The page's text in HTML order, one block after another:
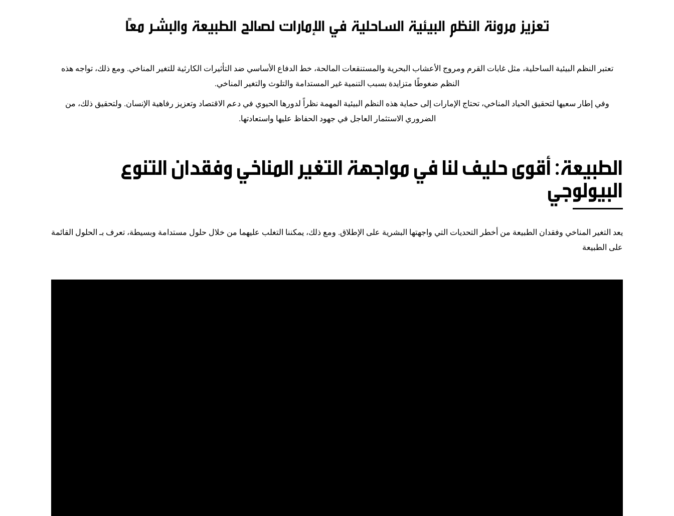
تعزيز مرونة النظم البيئية الساحلية في الإمارات لصالح الطبيعة والبشر معًا
تعتبر النظم البيئية الساحلية، مثل غابات القرم ومروج الأعشاب البحرية والمستنقعات المالحة، خط الدفاع الأساسي ضد التأثيرات الكارثية للتغير المناخي. ومع ذلك، تواجه هذه
النظم ضغوطًا متزايدة بسبب التنمية غير المستدامة والتلوث والتغير المناخي.
وفي إطار سعيها لتحقيق الحياد المناخي، تحتاج الإمارات إلى حماية هذه النظم البيئية المهمة نظراً لدورها الحيوي في دعم الاقتصاد وتعزيز رفاهية الإنسان. ولتحقيق ذلك، من
الضروري الاستثمار العاجل في جهود الحفاظ عليها واستعادتها.
الطبيعة: أقوى حليف لنا في مواجهة التغير المناخي وفقدان التنوع
البيولوجي
يعد التغير المناخي وفقدان الطبيعة من أخطر التحديات التي واجهتها البشرية على الإطلاق. ومع ذلك، يمكننا التغلب عليهما من خلال حلول مستدامة وبسيطة، تعرف بـ الحلول القائمة
على الطبيعة